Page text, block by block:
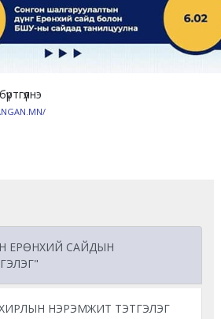
ЕРӨНХИЙ САЙДЫН
НЭРЭМЖИТ ТЭТГЭЛЭГ